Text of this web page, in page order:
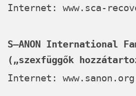
Internet: www.sca-
S–ANON International
(„szexfüggők
Internet: www.sanon.org